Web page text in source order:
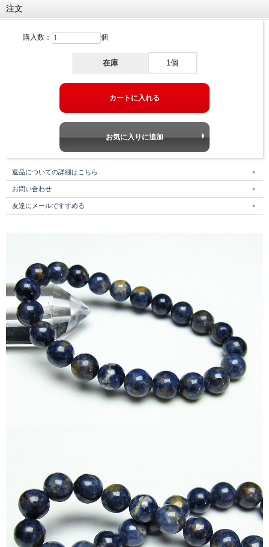
注文
購入数： 個
在庫 1個
返品についての詳細はこちら
お問い合わせ
友達にメールですすめる